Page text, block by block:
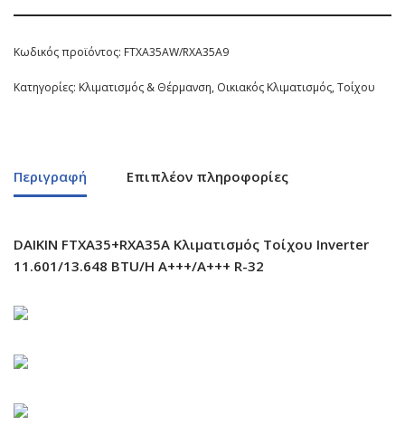
Κωδικός προϊόντος: FTXA35AW/RXA35A9
Κατηγορίες: Κλιματισμός & Θέρμανση, Οικιακός Κλιματισμός,Τοίχου
Περιγραφή Επιπλέον πληροφορίες
DAIKIN FTXA35+RXA35A Κλιματισμός Τοίχου Inverter
11.601/13.648 BTU/H A+++/A+++ R-32